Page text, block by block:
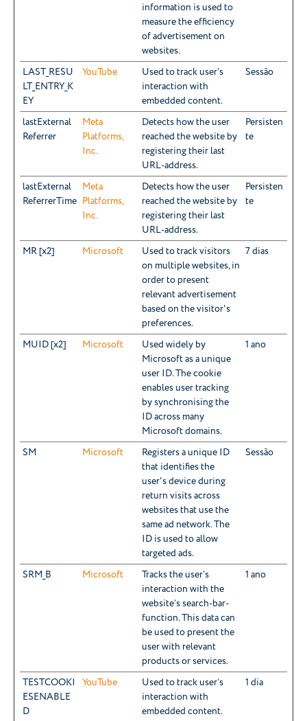
information is used to
measure the efficiency
of advertisement on
websites.
LAST_RESU
LT_ENTRY_K
EY
YouTube
Used to track user’s
interaction with
embedded content.
Sessão
lastExternal
Referrer
Meta
Platforms,
Inc.
Detects how the user
reached the website by
registering their last
URL-address.
Persisten
te
lastExternal
ReferrerTime
Meta
Platforms,
Inc.
Detects how the user
reached the website by
registering their last
URL-address.
Persisten
te
MR [x2] Microsoft
Used to track visitors
on multiple websites, in
order to present
relevant advertisement
based on the visitor's
preferences.
7 dias
MUID [x2] Microsoft
Used widely by
Microsoft as a unique
user ID. The cookie
enables user tracking
by synchronising the
ID across many
Microsoft domains.
1 ano
SM Microsoft
Registers a unique ID
that identifies the
user's device during
return visits across
websites that use the
same ad network. The
ID is used to allow
targeted ads.
Sessão
SRM_B Microsoft
Tracks the user’s
interaction with the
website’s search-bar-
function. This data can
be used to present the
user with relevant
products or services.
1 ano
TESTCOOKI
ESENABLE
D
YouTube
Used to track user’s
interaction with
embedded content.
1 dia